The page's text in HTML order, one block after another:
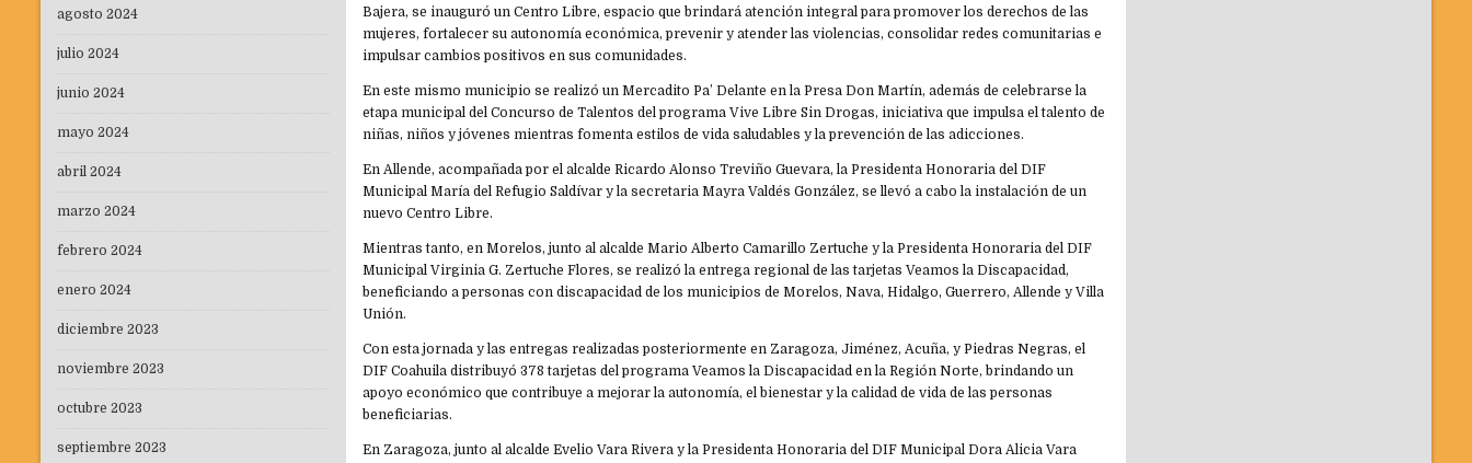
Bajera, se inauguró un Centro Libre, espacio que brindará atención integral para promover los derechos de las
mujeres, fortalecer su autonomía económica, prevenir y atender las violencias, consolidar redes comunitarias e
impulsar cambios positivos en sus comunidades.
En este mismo municipio se realizó un Mercadito Pa’ Delante en la Presa Don Martín, además de celebrarse la
etapa municipal del Concurso de Talentos del programa Vive Libre Sin Drogas, iniciativa que impulsa el talento de
niñas, niños y jóvenes mientras fomenta estilos de vida saludables y la prevención de las adicciones.
En Allende, acompañada por el alcalde Ricardo Alonso Treviño Guevara, la Presidenta Honoraria del DIF
Municipal María del Refugio Saldívar y la secretaria Mayra Valdés González, se llevó a cabo la instalación de un
nuevo Centro Libre.
Mientras tanto, en Morelos, junto al alcalde Mario Alberto Camarillo Zertuche y la Presidenta Honoraria del DIF
Municipal Virginia G. Zertuche Flores, se realizó la entrega regional de las tarjetas Veamos la Discapacidad,
beneficiando a personas con discapacidad de los municipios de Morelos, Nava, Hidalgo, Guerrero, Allende y Villa
Unión.
Con esta jornada y las entregas realizadas posteriormente en Zaragoza, Jiménez, Acuña, y Piedras Negras, el
DIF Coahuila distribuyó 378 tarjetas del programa Veamos la Discapacidad en la Región Norte, brindando un
apoyo económico que contribuye a mejorar la autonomía, el bienestar y la calidad de vida de las personas
beneficiarias.
En Zaragoza, junto al alcalde Evelio Vara Rivera y la Presidenta Honoraria del DIF Municipal Dora Alicia Vara
agosto 2024
julio 2024
junio 2024
mayo 2024
abril 2024
marzo 2024
febrero 2024
enero 2024
diciembre 2023
noviembre 2023
octubre 2023
septiembre 2023